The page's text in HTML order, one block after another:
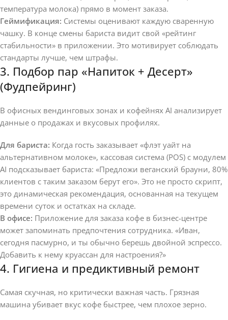
температура молока) прямо в момент заказа.
Геймификация: Системы оценивают каждую сваренную
чашку. В конце смены бариста видит свой «рейтинг
стабильности» в приложении. Это мотивирует соблюдать
стандарты лучше, чем штрафы.
3. Подбор пар «Напиток + Десерт»
(Фудпейринг)
В офисных вендинговых зонах и кофейнях AI анализирует
данные о продажах и вкусовых профилях.
Для бариста: Когда гость заказывает «флэт уайт на
альтернативном молоке», кассовая система (POS) с модулем
AI подсказывает бариста: «Предложи веганский брауни, 80%
клиентов с таким заказом берут его». Это не просто скрипт,
это динамическая рекомендация, основанная на текущем
времени суток и остатках на складе.
В офисе: Приложение для заказа кофе в бизнес-центре
может запоминать предпочтения сотрудника. «Иван,
сегодня пасмурно, и ты обычно берешь двойной эспрессо.
Добавить к нему круассан для настроения?»
4. Гигиена и предиктивный ремонт
Самая скучная, но критически важная часть. Грязная
машина убивает вкус кофе быстрее, чем плохое зерно.